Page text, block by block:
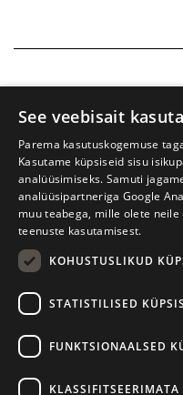
Prima Vista
See veebisait
Parema kasutuskogemuse
Kasutame küpsiseid sisu
analüüsimiseks. Samuti
analüüsipartneriga Google
muu teabega, mille olete
teenuste kasutamisest.
KOHUSTUSLIKUD
STATISTILISED
FUNKTSIONAALSED
KLASSIFITSEERIMATA